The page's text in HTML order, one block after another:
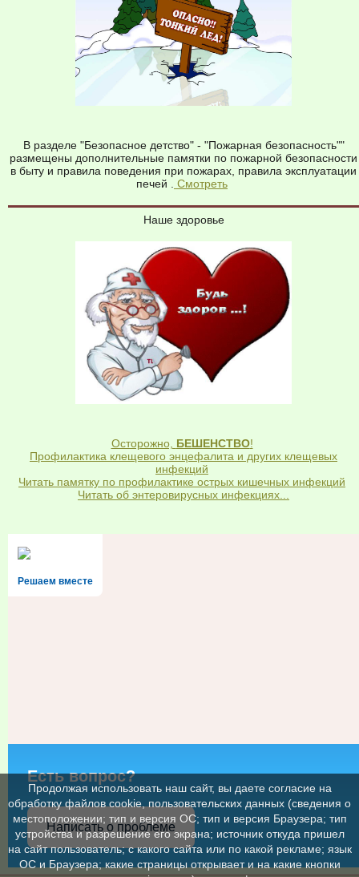
В разделе "Безопасное детство" - "Пожарная безопасность""
размещены дополнительные памятки по пожарной безопасности
в быту и правила поведения при пожарах, правила эксплуатации
печей . Смотреть
Наше здоровье
Осторожно, БЕШЕНСТВО!
Профилактика клещевого энцефалита и других клещевых
инфекций
Читать памятку по профилактике острых кишечных инфекций
Читать об энтеровирусных инфекциях...
Решаем вместе
Есть вопрос?
Написать о проблеме
Продолжая использовать наш сайт, вы даете согласие на
обработку файлов cookie, пользовательских данных (сведения о
местоположении; тип и версия ОС; тип и версия Браузера; тип
устройства и разрешение его экрана; источник откуда пришел
на сайт пользователь; с какого сайта или по какой рекламе; язык
ОС и Браузера; какие страницы открывает и на какие кнопки